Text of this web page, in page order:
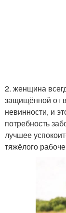
2. женщина
защищённой от
невинности, и
потребность
лучшее
тяжёлого